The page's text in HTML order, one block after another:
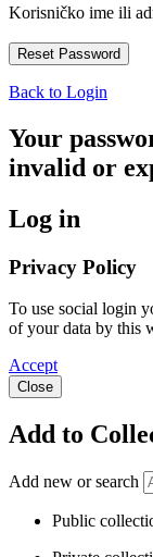
Korisničko ime ili
Back to Login
Your
invalid or
Log in
Privacy Policy
To use social login
of your data by this
Accept
Close
Add to
Add new or search
Public